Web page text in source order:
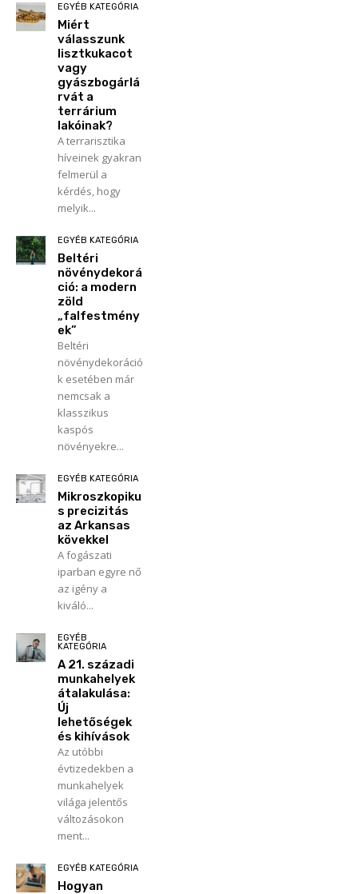
EGYÉB KATEGÓRIA
Miért
válasszunk
lisztkukacot
vagy
gyászbogárlá
rvát a
terrárium
lakóinak?
A terrarisztika
híveinek gyakran
felmerül a
kérdés, hogy
melyik...
EGYÉB KATEGÓRIA
Beltéri
növénydekorá
ció: a modern
zöld
„falfestmény
ek”
Beltéri
növénydekoráció
k esetében már
nemcsak a
klasszikus
kaspós
növényekre...
EGYÉB KATEGÓRIA
Mikroszkopiku
s precizitás
az Arkansas
kövekkel
A fogászati
iparban egyre nő
az igény a
kiváló...
EGYÉB
KATEGÓRIA
A 21. századi
munkahelyek
átalakulása:
Új
lehetőségek
és kihívások
Az utóbbi
évtizedekben a
munkahelyek
világa jelentős
változásokon
ment...
EGYÉB KATEGÓRIA
Hogyan